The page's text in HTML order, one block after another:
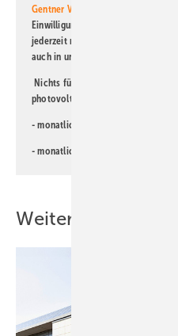
Gentner Verlag GmbH & Co. KG
Einwilligung kann ich jederzeit
jederzeit möglich. Informationen
auch in unserer
Nichts für Sie dabei? Dann lesen
photovoltaik-Newsletter!
- monatlicher
- monatlicher
Weitere Inhalte